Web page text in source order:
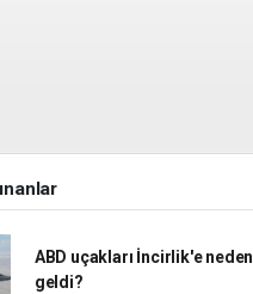
ABD uçakları İncirlik'e neden
geldi?